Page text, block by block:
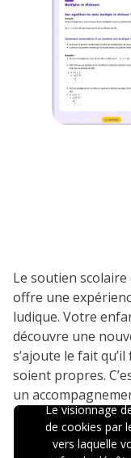
Le soutien
offre une
ludique. Votre
découvre une
s’ajoute le fait
soient propres.
un
Le visionnage
de cookies par
vers laquelle